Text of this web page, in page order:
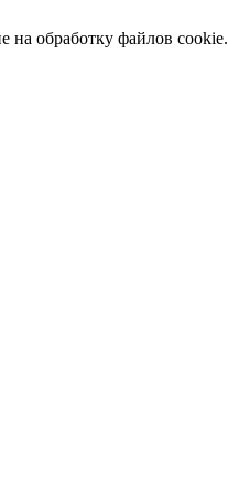
на обработку файлов cookie.